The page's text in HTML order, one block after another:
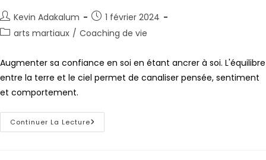
Kevin Adakalum
1 février 2024
arts martiaux / Coaching de vie
Augmenter sa confiance en soi en étant ancrer à soi. L'équilibre
entre la terre et le ciel permet de canaliser pensée, sentiment
et comportement.
Continuer La Lecture